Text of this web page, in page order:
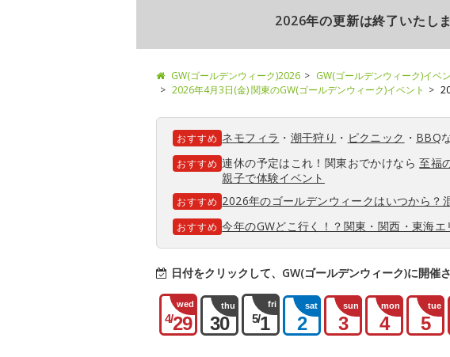
2026年の更新は終了いたし
GW(ゴールデンウィーク)2026 GW(ゴールデンウィーク)イベ
2026年4月3日(金) 関東のGW(ゴールデンウィーク)イベント
おすすめ ネモフィラ ・ 潮干狩り ・ ピクニック ・ BBQ
おすすめ 連休の予定はこれ！関東おでかけなら至福
親子で体験イベント
おすすめ 2026年のゴールデンウィークはいつから？
おすすめ 今年のGWどこ行く！？関東・関西・東海
日付をクリックして、GW(ゴールデンウィーク)に開催
wed
4/29
thu
30
fri
5/1
sat
2
sun
3
mon
4
tue
5